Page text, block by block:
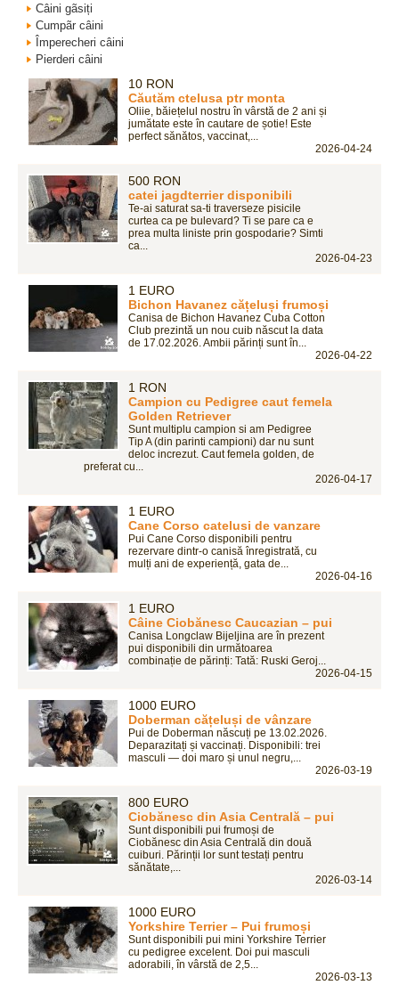
Câini gãsiți
Cumpãr câini
Împerecheri câini
Pierderi câini
10 RON
Căutăm ctelusa ptr monta
Oliie, băiețelul nostru în vârstă de 2 ani și
jumătate este în cautare de șotie! Este
perfect sănătos, vaccinat,...
2026-04-24
500 RON
catei jagdterrier disponibili
Te-ai saturat sa-ti traverseze pisicile
curtea ca pe bulevard? Ti se pare ca e
prea multa liniste prin gospodarie? Simti
ca...
2026-04-23
1 EURO
Bichon Havanez cățeluși frumoși
Canisa de Bichon Havanez Cuba Cotton
Club prezintă un nou cuib născut la data
de 17.02.2026. Ambii părinți sunt în...
2026-04-22
1 RON
Campion cu Pedigree caut femela
Golden Retriever
Sunt multiplu campion si am Pedigree
Tip A (din parinti campioni) dar nu sunt
deloc increzut. Caut femela golden, de
preferat cu...
2026-04-17
1 EURO
Cane Corso catelusi de vanzare
Pui Cane Corso disponibili pentru
rezervare dintr-o canisă înregistrată, cu
mulți ani de experiență, gata de...
2026-04-16
1 EURO
Câine Ciobănesc Caucazian – pui
Canisa Longclaw Bijeljina are în prezent
pui disponibili din următoarea
combinație de părinți: Tată: Ruski Geroj...
2026-04-15
1000 EURO
Doberman cățeluși de vânzare
Pui de Doberman născuți pe 13.02.2026.
Deparazitați și vaccinați. Disponibili: trei
masculi — doi maro și unul negru,...
2026-03-19
800 EURO
Ciobănesc din Asia Centrală – pui
Sunt disponibili pui frumoși de
Ciobănesc din Asia Centrală din două
cuiburi. Părinții lor sunt testați pentru
sănătate,...
2026-03-14
1000 EURO
Yorkshire Terrier – Pui frumoși
Sunt disponibili pui mini Yorkshire Terrier
cu pedigree excelent. Doi pui masculi
adorabili, în vârstă de 2,5...
2026-03-13